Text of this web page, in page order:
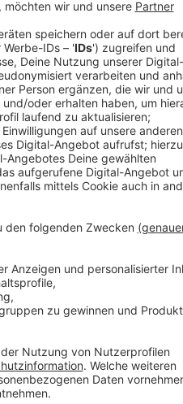
Aichach-
worden. Die 45-